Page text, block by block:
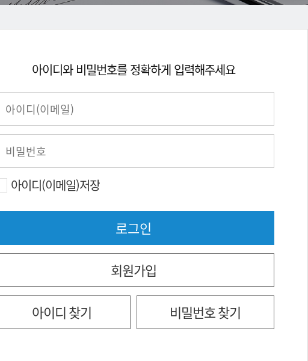
아이디와 비밀번호를 정확하게 입력해주세요
아이디(이메일)저장
회원가입
아이디 찾기 비밀번호 찾기